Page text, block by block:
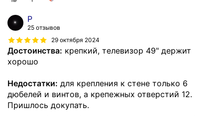
P
25 отзывов
29 октября 2024
Достоинства: крепкий, телевизор 49" держит
хорошо
Недостатки: для крепления к стене только 6
дюбелей и винтов, а крепежных отверстий 12.
Пришлось докупать.